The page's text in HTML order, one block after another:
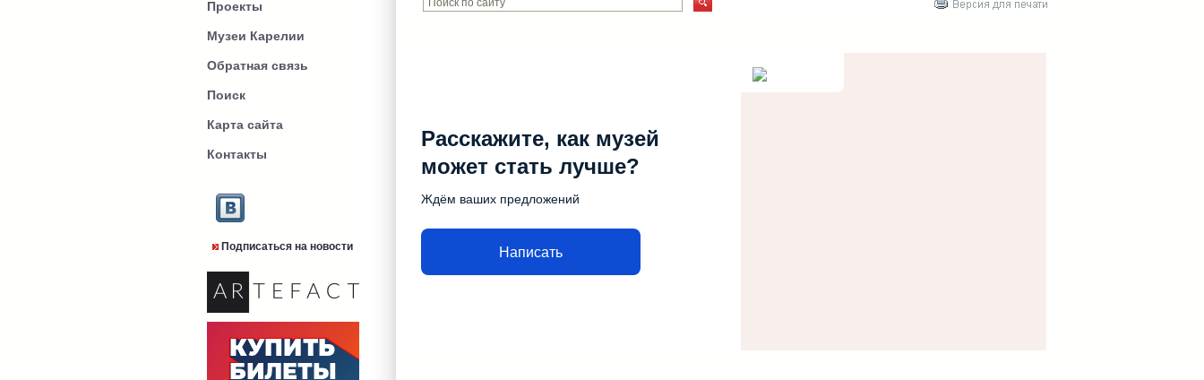
Проекты
Музеи Карелии
Обратная связь
Поиск
Карта сайта
Контакты
Подписаться на новости
Расскажите, как музей
может стать лучше?
Ждём ваших предложений
Написать